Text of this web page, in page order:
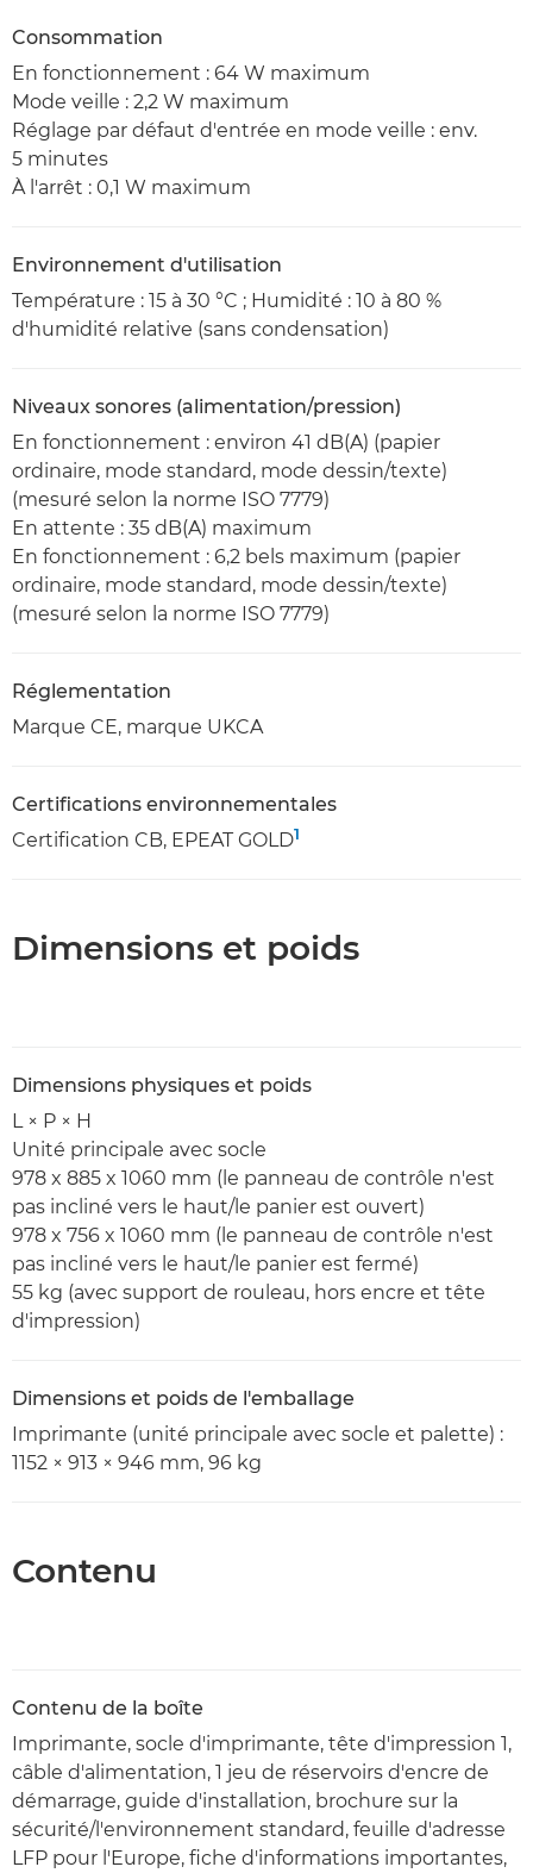
Consommation
En fonctionnement : 64 W maximum
Mode veille : 2,2 W maximum
Réglage par défaut d'entrée en mode veille : env.
5 minutes
À l'arrêt : 0,1 W maximum
Environnement d'utilisation
Température : 15 à 30 °C ; Humidité : 10 à 80 %
d'humidité relative (sans condensation)
Niveaux sonores (alimentation/pression)
En fonctionnement : environ 41 dB(A) (papier
ordinaire, mode standard, mode dessin/texte)
(mesuré selon la norme ISO 7779)
En attente : 35 dB(A) maximum
En fonctionnement : 6,2 bels maximum (papier
ordinaire, mode standard, mode dessin/texte)
(mesuré selon la norme ISO 7779)
Réglementation
Marque CE, marque UKCA
Certifications environnementales
Certification CB, EPEAT GOLD1
Dimensions et poids
Dimensions physiques et poids
L × P × H
Unité principale avec socle
978 x 885 x 1060 mm (le panneau de contrôle n'est
pas incliné vers le haut/le panier est ouvert)
978 x 756 x 1060 mm (le panneau de contrôle n'est
pas incliné vers le haut/le panier est fermé)
55 kg (avec support de rouleau, hors encre et tête
d'impression)
Dimensions et poids de l'emballage
Imprimante (unité principale avec socle et palette) :
1152 × 913 × 946 mm, 96 kg
Contenu
Contenu de la boîte
Imprimante, socle d'imprimante, tête d'impression 1,
câble d'alimentation, 1 jeu de réservoirs d'encre de
démarrage, guide d'installation, brochure sur la
sécurité/l'environnement standard, feuille d'adresse
LFP pour l'Europe, fiche d'informations importantes,